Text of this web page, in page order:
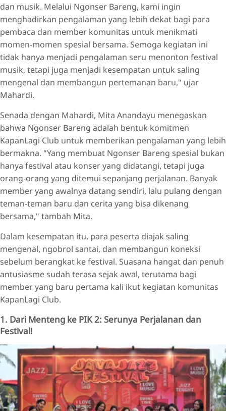
dan musik. Melalui Ngonser Bareng, kami ingin
menghadirkan pengalaman yang lebih dekat bagi para
pembaca dan member komunitas untuk menikmati
momen-momen spesial bersama. Semoga kegiatan ini
tidak hanya menjadi pengalaman seru menonton festival
musik, tetapi juga menjadi kesempatan untuk saling
mengenal dan membangun pertemanan baru," ujar
Mahardi.
Senada dengan Mahardi, Mita Anandayu menegaskan
bahwa Ngonser Bareng adalah bentuk komitmen
KapanLagi Club untuk memberikan pengalaman yang lebih
bermakna. "Yang membuat Ngonser Bareng spesial bukan
hanya festival atau konser yang didatangi, tetapi juga
orang-orang yang ditemui sepanjang perjalanan. Banyak
member yang awalnya datang sendiri, lalu pulang dengan
teman-teman baru dan cerita yang bisa dikenang
bersama," tambah Mita.
Dalam kesempatan itu, para peserta diajak saling
mengenal, ngobrol santai, dan membangun koneksi
sebelum berangkat ke festival. Suasana hangat dan penuh
antusiasme sudah terasa sejak awal, terutama bagi
member yang baru pertama kali ikut kegiatan komunitas
KapanLagi Club.
1. Dari Menteng ke PIK 2: Serunya Perjalanan dan
Festival!